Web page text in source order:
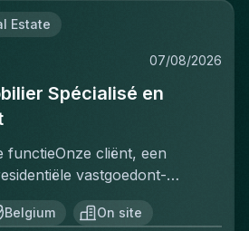
Estate
07/08/2026
Spécialisé en
functieOnze cliënt, een
vastgoedont­
Adviseur Immobilier
om het
Belgium On site